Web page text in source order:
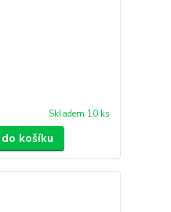
Skladem 10 ks
košíku